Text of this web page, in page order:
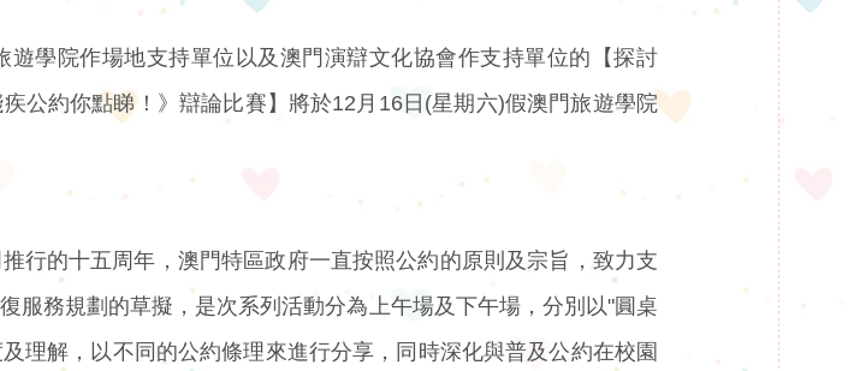
學院作場地支持單位以及澳門演辯文化協會作支持單位的【探討
公約你點睇！》辯論比賽】將於12月16日(星期六)假澳門旅遊學院
行的十五周年，澳門特區政府一直按照公約的原則及宗旨，致力支
服務規劃的草擬，是次系列活動分為上午場及下午場，分別以"圓桌
理解，以不同的公約條理來進行分享，同時深化與普及公約在校園